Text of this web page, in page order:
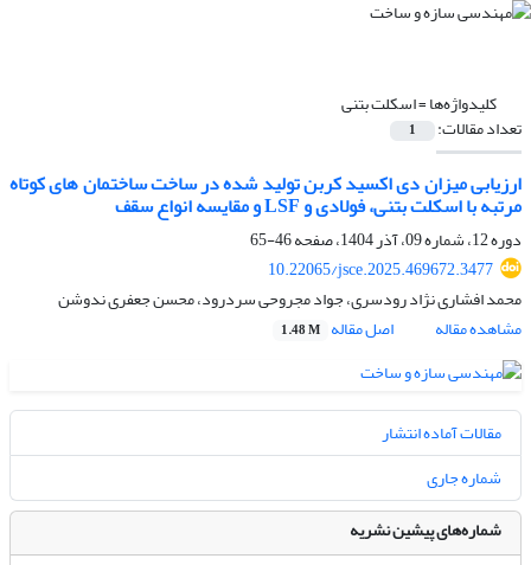
کلیدواژه‌ها =اسکلت بتنی
تعداد مقالات: 1
ارزیابی میزان دی اکسید کربن تولید شده در ساخت ساختمان های کوتاه
مرتبه با اسکلت بتنی، فولادی و LSF و مقایسه انواع سقف
دوره 12، شماره 09، آذر 1404، صفحه
46-65
10.22065/jsce.2025.469672.3477
محمد افشاری نژاد رودسری، جواد مجروحی سردرود، محسن جعفری ندوشن
مشاهده مقاله
اصل مقاله 1.48 M
مقالات آماده انتشار
شماره جاری
شماره‌های پیشین نشریه